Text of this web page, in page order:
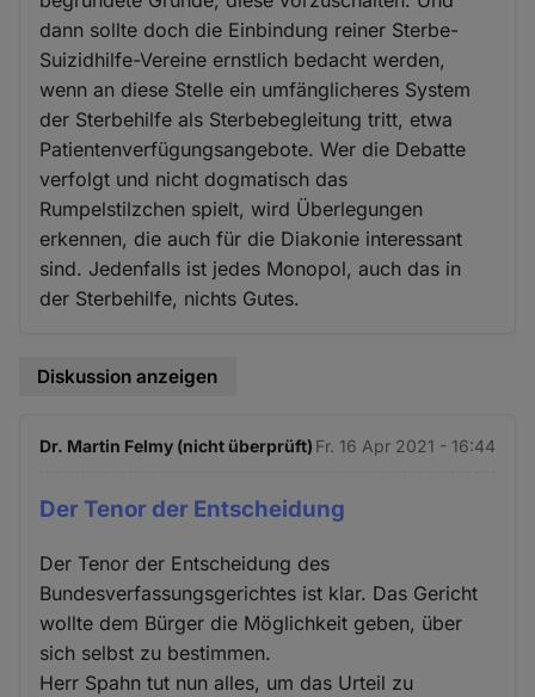
dann sollte doch die Einbindung reiner Sterbe-
Suizidhilfe-Vereine ernstlich bedacht werden,
wenn an diese Stelle ein umfänglicheres System
der Sterbehilfe als Sterbebegleitung tritt, etwa
Patientenverfügungsangebote. Wer die Debatte
verfolgt und nicht dogmatisch das
Rumpelstilzchen spielt, wird Überlegungen
erkennen, die auch für die Diakonie interessant
sind. Jedenfalls ist jedes Monopol, auch das in
der Sterbehilfe, nichts Gutes.
Diskussion anzeigen
Dr. Martin Felmy (nicht überprüft) Fr. 16 Apr 2021 - 16:44
Der Tenor der Entscheidung
Der Tenor der Entscheidung des
Bundesverfassungsgerichtes ist klar. Das Gericht
wollte dem Bürger die Möglichkeit geben, über
sich selbst zu bestimmen.
Herr Spahn tut nun alles, um das Urteil zu